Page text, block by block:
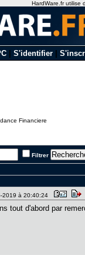
| S'identifier|
Financiere
Filtrer
2019 à 20:40:24
tout d'abord par
HardWare.fr utilise